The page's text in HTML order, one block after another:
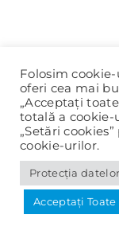
© 2020-2025
Folosim
oferi cea mai
„Acceptați
totală a cookie-
„Setări
cookie-urilor.
Protecția datelor
Acceptați Toate